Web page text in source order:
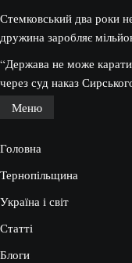
Стемковський два роки
дружина заробляє
“Держава не може
через суд наказ
Меню
Головна
Тернопільщина
Україна і світ
Статті
Блоги